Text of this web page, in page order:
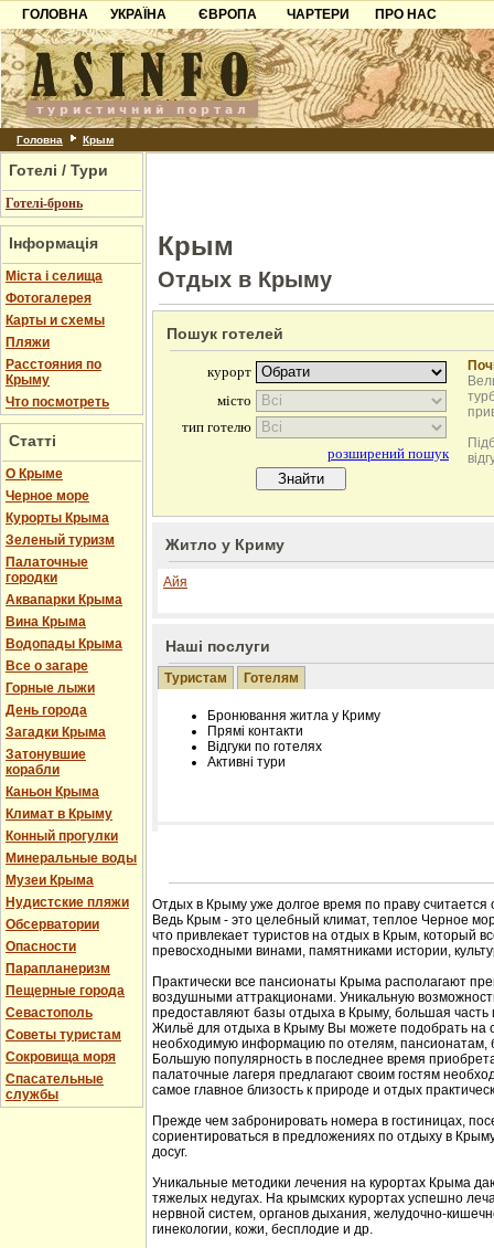
ГОЛОВНА
УКРАЇНА
Карпати
Азов
Причорноморря
Шацьк
ЄВРОПА
Чорногорія
Хорватія
Болгарія
ЧАРТЕРИ
ПРО НАС
Контакти
Партнерам
Додати готель
Головна Крым
Готелі / Тури
Готелі-бронь
Інформація
Міста і селища
Фотогалерея
Карты и схемы
Пляжи
Расстояния по
Крыму
Что посмотреть
Статті
О Крыме
Черное море
Курорты Крыма
Зеленый туризм
Палаточные
городки
Аквапарки Крыма
Вина Крыма
Водопады Крыма
Все о загаре
Горные лыжи
День города
Загадки Крыма
Затонувшие
корабли
Каньон Крыма
Климат в Крыму
Конный прогулки
Минеральные воды
Музеи Крыма
Нудистские пляжи
Обсерватории
Опасности
Парапланеризм
Пещерные города
Севастополь
Советы туристам
Сокровища моря
Спасательные
службы
Крым
Отдых в Крыму
Пошук готелей
Житло у Криму
Айя
Наші послуги
Туристам Готелям
Бронювання житла у Криму
Прямі контакти
Відгуки по готелях
Активні тури
Лічільник відвідувачів
Отдых в Крыму уже долгое время по праву
Ведь Крым - это целебный климат, теплое Черное
что привлекает туристов на отдых в Крым, который
превосходными винами, памятниками истории,
Практически все пансионаты Крыма располагают
воздушными аттракционами. Уникальную
предоставляют базы отдыха в Крыму, большая
Жильё для отдыха в Крыму Вы можете подобрать на
необходимую информацию по отелям, пансионатам,
Большую популярность в последнее время
палаточные лагеря предлагают своим гостям
самое главное близость к природе и отдых
Прежде чем забронировать номера в гостиницах,
сориентироваться в предложениях по отдыху в
досуг.
Уникальные методики лечения на курортах Крыма
тяжелых недугах. На крымских курортах успешно
нервной систем, органов дыхания, желудочно-
гинекологии, кожи, бесплодие и др.